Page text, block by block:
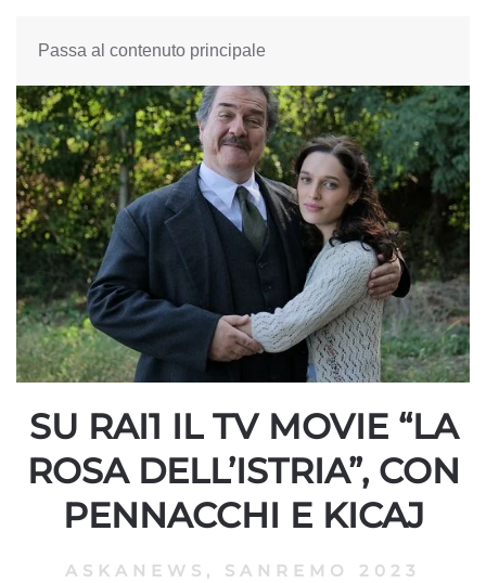
Passa al contenuto principale
SU RAI1 IL TV MOVIE “LA
ROSA DELL’ISTRIA”, CON
PENNACCHI E KICAJ
ASKANEWS , SANREMO 2023